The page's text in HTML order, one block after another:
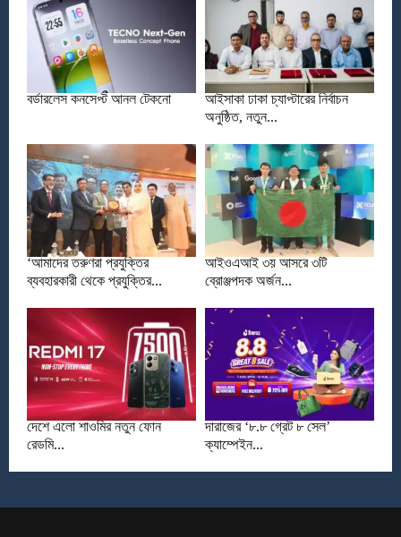
বর্ডারলেস কনসেপ্ট আনল টেকনো
আইসাকা ঢাকা চ্যাপ্টারের নির্বাচন
অনুষ্ঠিত, নতুন...
‘আমাদের তরুণরা প্রযুক্তির
ব্যবহারকারী থেকে প্রযুক্তির...
আইওএআই ৩য় আসরে ৩টি
ব্রোঞ্জপদক অর্জন...
দেশে এলো শাওমির নতুন ফোন
রেডমি...
দারাজের ‘৮.৮ গ্রেট ৮ সেল’
ক্যাম্পেইন...